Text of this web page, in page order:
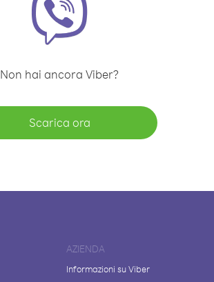
Non hai ancora Viber?
Scarica ora
AZIENDA
Informazioni su Viber